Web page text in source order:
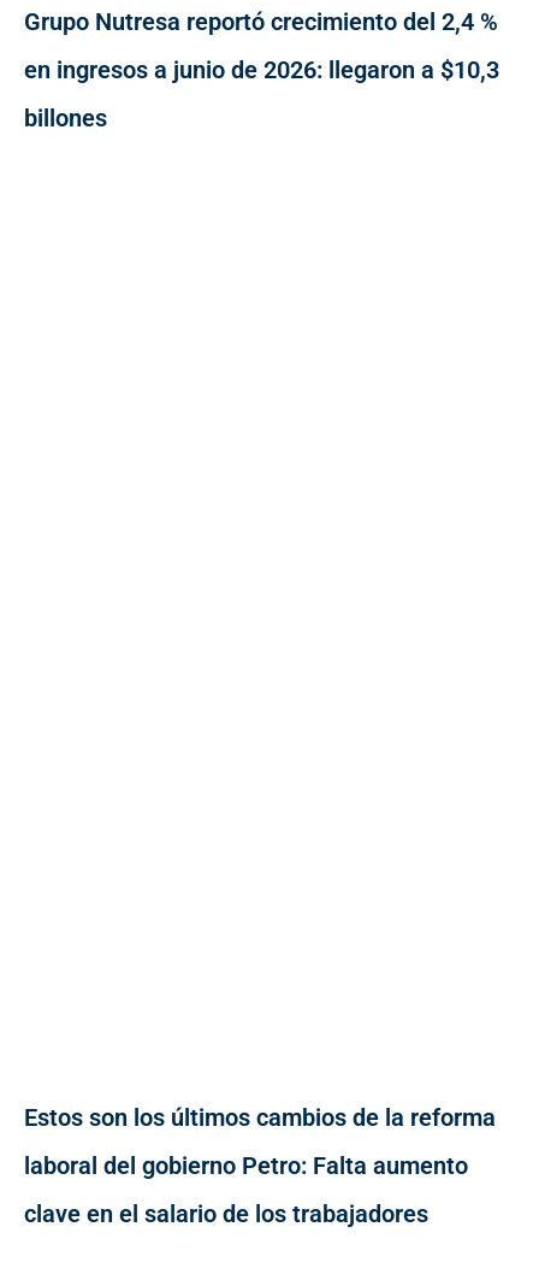
Grupo Nutresa reportó crecimiento del 2,4 %
en ingresos a junio de 2026: llegaron a $10,3
billones
Estos son los últimos cambios de la reforma
laboral del gobierno Petro: Falta aumento
clave en el salario de los trabajadores